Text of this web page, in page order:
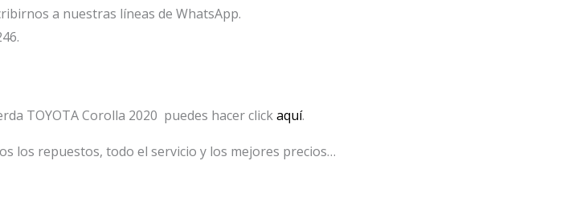
a nuestras líneas de WhatsApp.
TOYOTA Corolla 2020 puedes hacer clickaquí.
los repuestos, todo el servicio y los mejores precios…